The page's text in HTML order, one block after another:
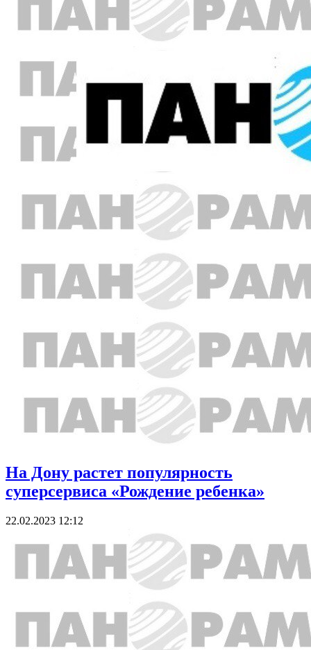
На Дону растет популярность
суперсервиса «Рождение ребенка»
22.02.2023 12:12